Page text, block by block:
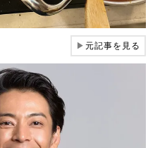
▶元記事を見る